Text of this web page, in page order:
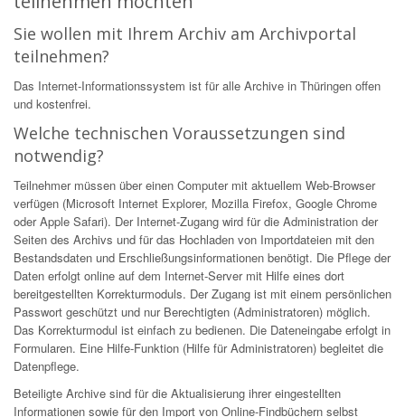
Sie wollen mit Ihrem Archiv am Archivportal
teilnehmen?
Das Internet-Informationssystem ist für alle Archive in Thüringen offen
und kostenfrei.
Welche technischen Voraussetzungen sind
notwendig?
Teilnehmer müssen über einen Computer mit aktuellem Web-Browser
verfügen (Microsoft Internet Explorer, Mozilla Firefox, Google Chrome
oder Apple Safari). Der Internet-Zugang wird für die Administration der
Seiten des Archivs und für das Hochladen von Importdateien mit den
Bestandsdaten und Erschließungsinformationen benötigt. Die Pflege der
Daten erfolgt online auf dem Internet-Server mit Hilfe eines dort
bereitgestellten Korrekturmoduls. Der Zugang ist mit einem persönlichen
Passwort geschützt und nur Berechtigten (Administratoren) möglich.
Das Korrekturmodul ist einfach zu bedienen. Die Dateneingabe erfolgt in
Formularen. Eine Hilfe-Funktion (Hilfe für Administratoren) begleitet die
Datenpflege.
Beteiligte Archive sind für die Aktualisierung ihrer eingestellten
Informationen sowie für den Import von Online-Findbüchern selbst